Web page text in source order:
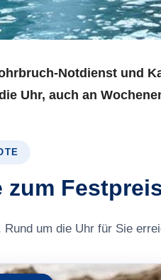
Notdienst und
Uhr, auch an
zum
um die Uhr für Sie